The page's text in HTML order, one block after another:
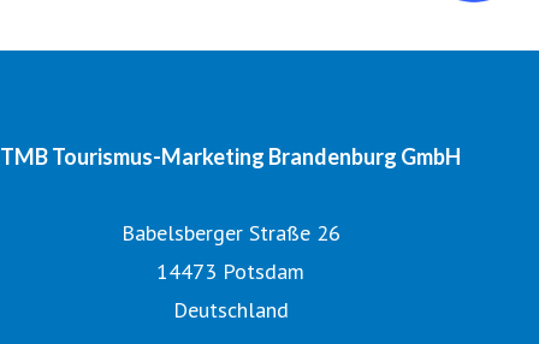
TMB Tourismus-Marketing Brandenburg GmbH
Babelsberger Straße 26
14473 Potsdam
Deutschland